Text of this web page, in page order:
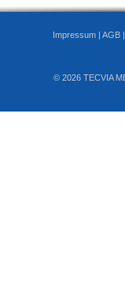
Impressum | AGB
© 2026 TECVIA